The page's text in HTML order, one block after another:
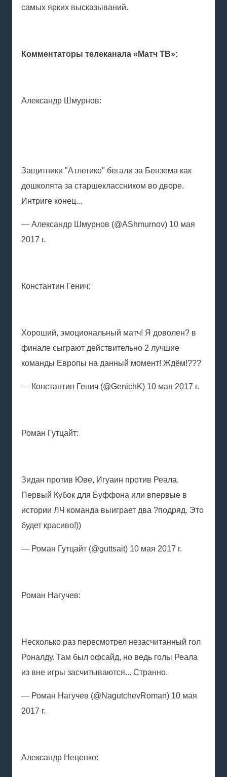
самых ярких высказываний.
Комментаторы телеканала «Матч ТВ»:
Александр Шмурнов:
Защитники "Атлетико" бегали за Бензема как
дошколята за старшеклассником во дворе.
Интриге конец...
— Александр Шмурнов (@AShmurnov) 10 мая
2017 г.
Константин Генич:
Хороший, эмоциональный матч! Я доволен? в
финале сыграют действительно 2 лучшие
команды Европы на данный момент! Ждём!???
— Константин Генич (@GenichK) 10 мая 2017 г.
Роман Гутцайт:
Зидан против Юве, Игуаин против Реала.
Первый Кубок для Буффона или впервые в
истории ЛЧ команда выиграет два ?подряд. Это
будет красиво!))
— Роман Гутцайт (@guttsait) 10 мая 2017 г.
Роман Нагучев:
Несколько раз пересмотрел незасчитанный гол
Роналду. Там был офсайд, но ведь голы Реала
из вне игры засчитываются... Странно.
— Роман Нагучев (@NagutchevRoman) 10 мая
2017 г.
Александр Неценко: